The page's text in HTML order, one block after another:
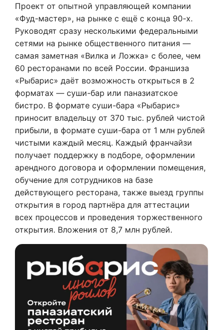
Проект от опытной управляющей компании
«Фуд-мастер», на рынке с ещё с конца 90-х.
Руководят сразу несколькими федеральными
сетями на рынке общественного питания —
самая заметная «Вилка и Ложка» с более, чем
60 ресторанами по всей России. Франшиза
«Рыбарис» даёт возможность открыться в 2
форматах — суши-бар или паназиатское
бистро. В формате суши-бара «Рыбарис»
приносит владельцу от 370 тыс. рублей чистой
прибыли, в формате суши-бара от 1 млн рублей
чистыми каждый месяц. Каждый франчайзи
получает поддержку в подборе, оформлении
арендного договора и оформлении помещения,
обучение для сотрудников на базе
действующего ресторана, также выезд группы
открытия в город партнёра для аттестации
всех процессов и проведения торжественного
открытия. Вложения от 8,7 млн рублей.